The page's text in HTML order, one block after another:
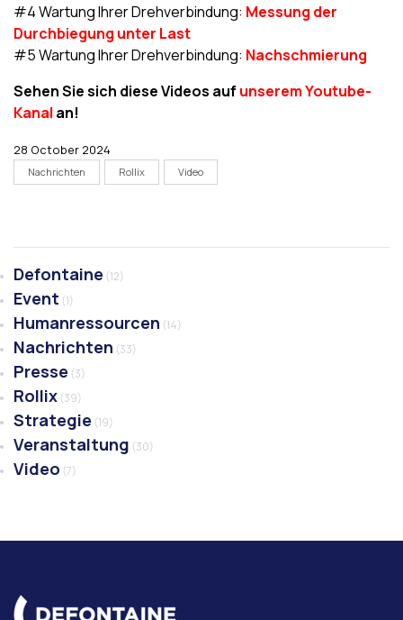
#4 Wartung Ihrer Drehverbindung: Messung der
Durchbiegung unter Last
#5 Wartung Ihrer Drehverbindung: Nachschmierung
Sehen Sie sich diese Videos auf unserem Youtube-
Kanal an!
28 October 2024
Nachrichten Rollix Video
Defontaine (12)
Event (1)
Humanressourcen (14)
Nachrichten (33)
Presse (3)
Rollix (39)
Strategie (19)
Veranstaltung (30)
Video (7)